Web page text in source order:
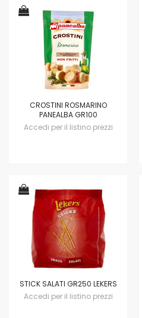
CROSTINI ROSMARINO
PANEALBA GR100
Accedi per il listino prezzi
STICK SALATI GR250 LEKERS
Accedi per il listino prezzi